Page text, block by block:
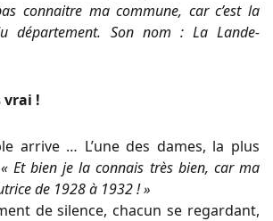
connaitre ma commune, car c’est la
département. Son nom : La Lande-
vrai !
arrive … L’une des dames, la plus
« Et bien je la connais très bien, car ma
de 1928 à 1932 ! »
de silence, chacun se regardant,